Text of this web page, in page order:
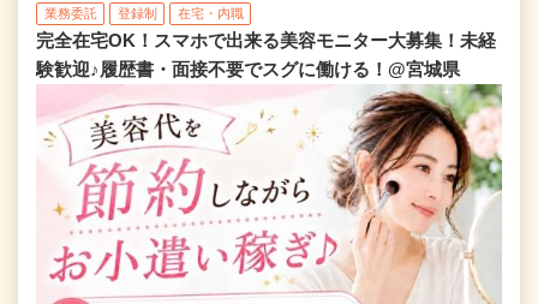
業務委託 登録制 在宅・内職
完全在宅OK！スマホで出来る美容モニター大募集！未経
験歓迎♪履歴書・面接不要でスグに働ける！@宮城県